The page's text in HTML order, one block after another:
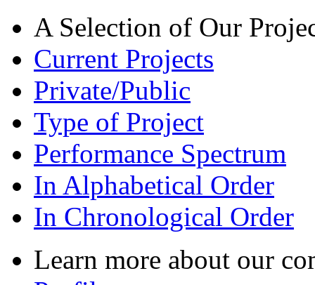
A Selection of Our
Current Projects
Private/Public
Type of Project
Performance Spectrum
In Alphabetical Order
In Chronological Order
Learn more about our